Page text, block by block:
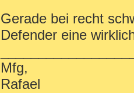
Gerade bei recht
Defender eine
Mfg,
Rafael